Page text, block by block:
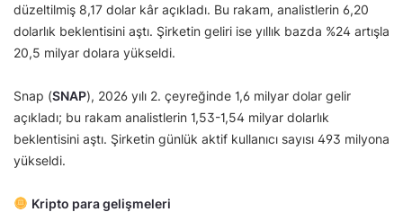
düzeltilmiş 8,17 dolar kâr açıkladı. Bu rakam, analistlerin 6,20
dolarlık beklentisini aştı. Şirketin geliri ise yıllık bazda %24 artışla
20,5 milyar dolara yükseldi.
Snap (SNAP), 2026 yılı 2. çeyreğinde 1,6 milyar dolar gelir
açıkladı; bu rakam analistlerin 1,53-1,54 milyar dolarlık
beklentisini aştı. Şirketin günlük aktif kullanıcı sayısı 493 milyona
yükseldi.
Kripto para gelişmeleri